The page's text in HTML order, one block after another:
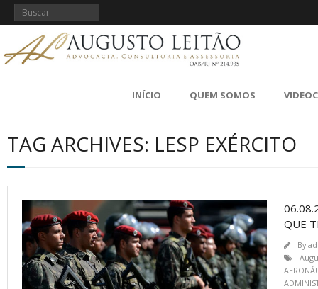
INÍCIO QUEM SOMOS
TAG ARCHIVES: LESP EXÉRCITO
QUE
By